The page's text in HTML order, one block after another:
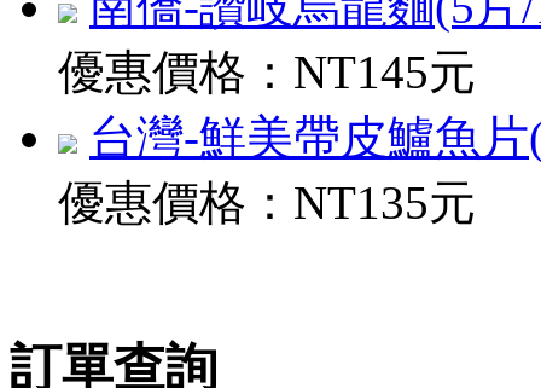
優惠價格： NT145元
台灣-鮮美帶皮鱸魚片
優惠價格： NT135元
訂單查詢